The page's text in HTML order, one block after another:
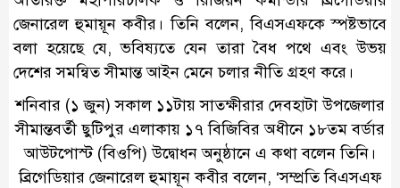
জেনারেল হুমায়ূন কবীর। তিনি বলেন, বিএসএফকে স্পষ্টভাবে
বলা হয়েছে যে, ভবিষ্যতে যেন তারা বৈধ পথে এবং উভয়
দেশের সমন্বিত সীমান্ত আইন মেনে চলার নীতি গ্রহণ করে।
শনিবার (১ জুন) সকাল ১১টায় সাতক্ষীরার দেবহাটা উপজেলার
সীমান্তবর্তী ছুটিপুর এলাকায় ১৭ বিজিবির অধীনে ১৮তম বর্ডার
আউটপোস্ট (বিওপি) উদ্বোধন অনুষ্ঠানে এ কথা বলেন তিনি।
ব্রিগেডিয়ার জেনারেল হুমায়ূন কবীর বলেন, ‘সম্প্রতি বিএসএফ